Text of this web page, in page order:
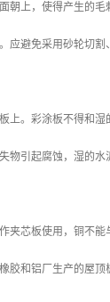
上，使得产生的
避免采用砂轮切割
。彩涂板不得和
引起腐蚀，湿的水
芯板使用，铜不
和铝厂生产的屋